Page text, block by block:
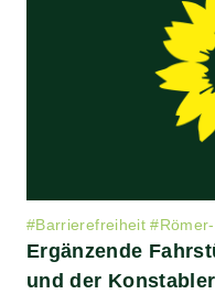
#Barrierefreiheit #
Ergänzende
und der